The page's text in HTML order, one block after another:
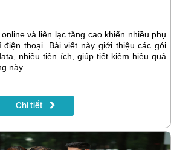
và liên lạc tăng cao khiến nhiều phụ
thoại. Bài viết này giới thiệu các gói
nhiều tiện ích, giúp tiết kiệm hiệu quả
này.
Chi tiết